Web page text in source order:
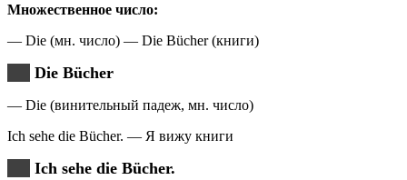
Множественное число:
— Die (мн. число) — Die Bücher (книги)
Die Bücher
— Die (винительный падеж, мн. число)
Ich sehe die Bücher. — Я вижу книги
Ich sehe die Bücher.